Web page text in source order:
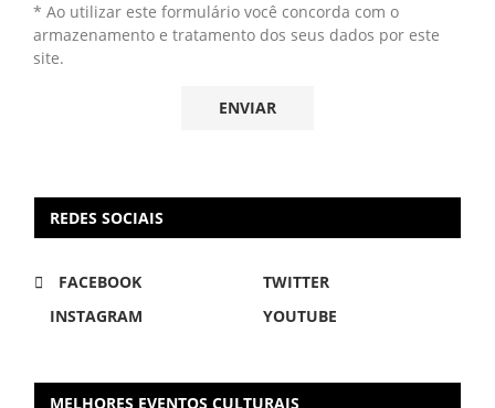
* Ao utilizar este formulário você concorda com o
armazenamento e tratamento dos seus dados por este
site.
REDES SOCIAIS
FACEBOOK
TWITTER
INSTAGRAM
YOUTUBE
MELHORES EVENTOS CULTURAIS